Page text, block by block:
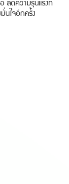
ลดความรุนแรงที่
นใจอีกครั้ง